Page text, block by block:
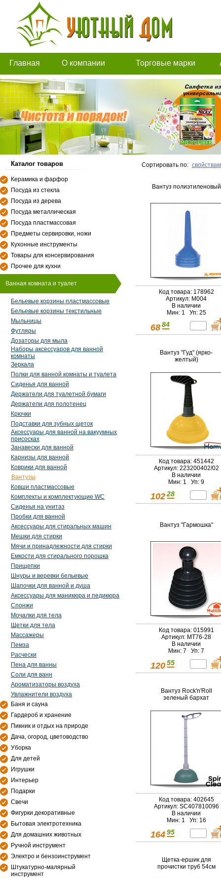
Главная О компании Торговые марки
Каталог товаров
Керамика и фарфор
Посуда из стекла
Посуда из дерева
Посуда металлическая
Посуда пластмассовая
Предметы сервировки, ножи
Кухонные инструменты
Товары для консервирования
Прочее для кухни
Ванная комната и туалет
Бельевые корзины пластмассовые
Бельевые корзины текстильные
Мыльницы
Футляры
Дозаторы для мыла
Наборы аксессуаров для ванной
комнаты
Зеркала
Полки для ванной комнаты и туалета
Сиденья для ванной
Держатели для туалетной бумаги
Держатели для полотенец
Крючки
Подставки для зубных щеток
Аксессуары для ванной на вакуумных
присосках
Занавески для ванной
Карнизы для ванной
Коврики для ванной
Вантузы
Ковши пластмассовые
Комплекты и комплектующие WC
Сиденья на унитаз
Пробки для ванной
Аксессуары для стиральных машин
Мешки для стирки
Мячи и принадлежности для стирки
Емкости для стирального порошка
Прищепки
Шнуры и веревки бельевые
Шапочки для ванной и душа
Аксессуары для маникюра и педикюра
Спонжи
Мочалки для тела
Щетки для тела
Массажеры
Пемза
Расчески
Пена для ванны
Соли для ванн
Ароматизаторы воздуха
Увлажнители воздуха
Баня и сауна
Гардероб и хранение
Пикник и отдых на природе
Дача, огород, цветоводство
Уборка
Для детей
Игрушки
Интерьер
Подарки
Свечи
Фигурки декоративные
Бытовая электротехника
Для домашних животных
Ручной инструмент
Электро и бензоинструмент
Штукатурно-малярный
инструмент
Сортировать по: свойствам
Вантуз полиэтиленовый
Код товара: 178962
Артикул: М004
В наличии
Мин: 1 Уп: 25
68 84
Вантуз "Гуд" (ярко-
желтый)
Код товара: 451442
Артикул: 223200402/02
В наличии
Мин: 1 Уп: 9
102 28
Вантуз "Гармошка"
Код товара: 015991
Артикул: МТ76-28
В наличии
Мин: 7 Уп: 7
120 55
Вантуз Rock'n'Roll
зеленый бархат
Код товара: 402645
Артикул: SC407810096
В наличии
Мин: 1 Уп: 16
164 95
Щетка-ершик для
прочистки труб 54см